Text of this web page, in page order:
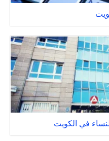
في الكويت